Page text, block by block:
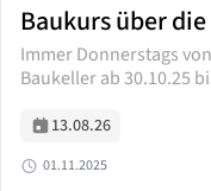
Baukurs über
Immer Donnerstags
Baukeller ab 30.10.25
13.08.26
01.11.2025